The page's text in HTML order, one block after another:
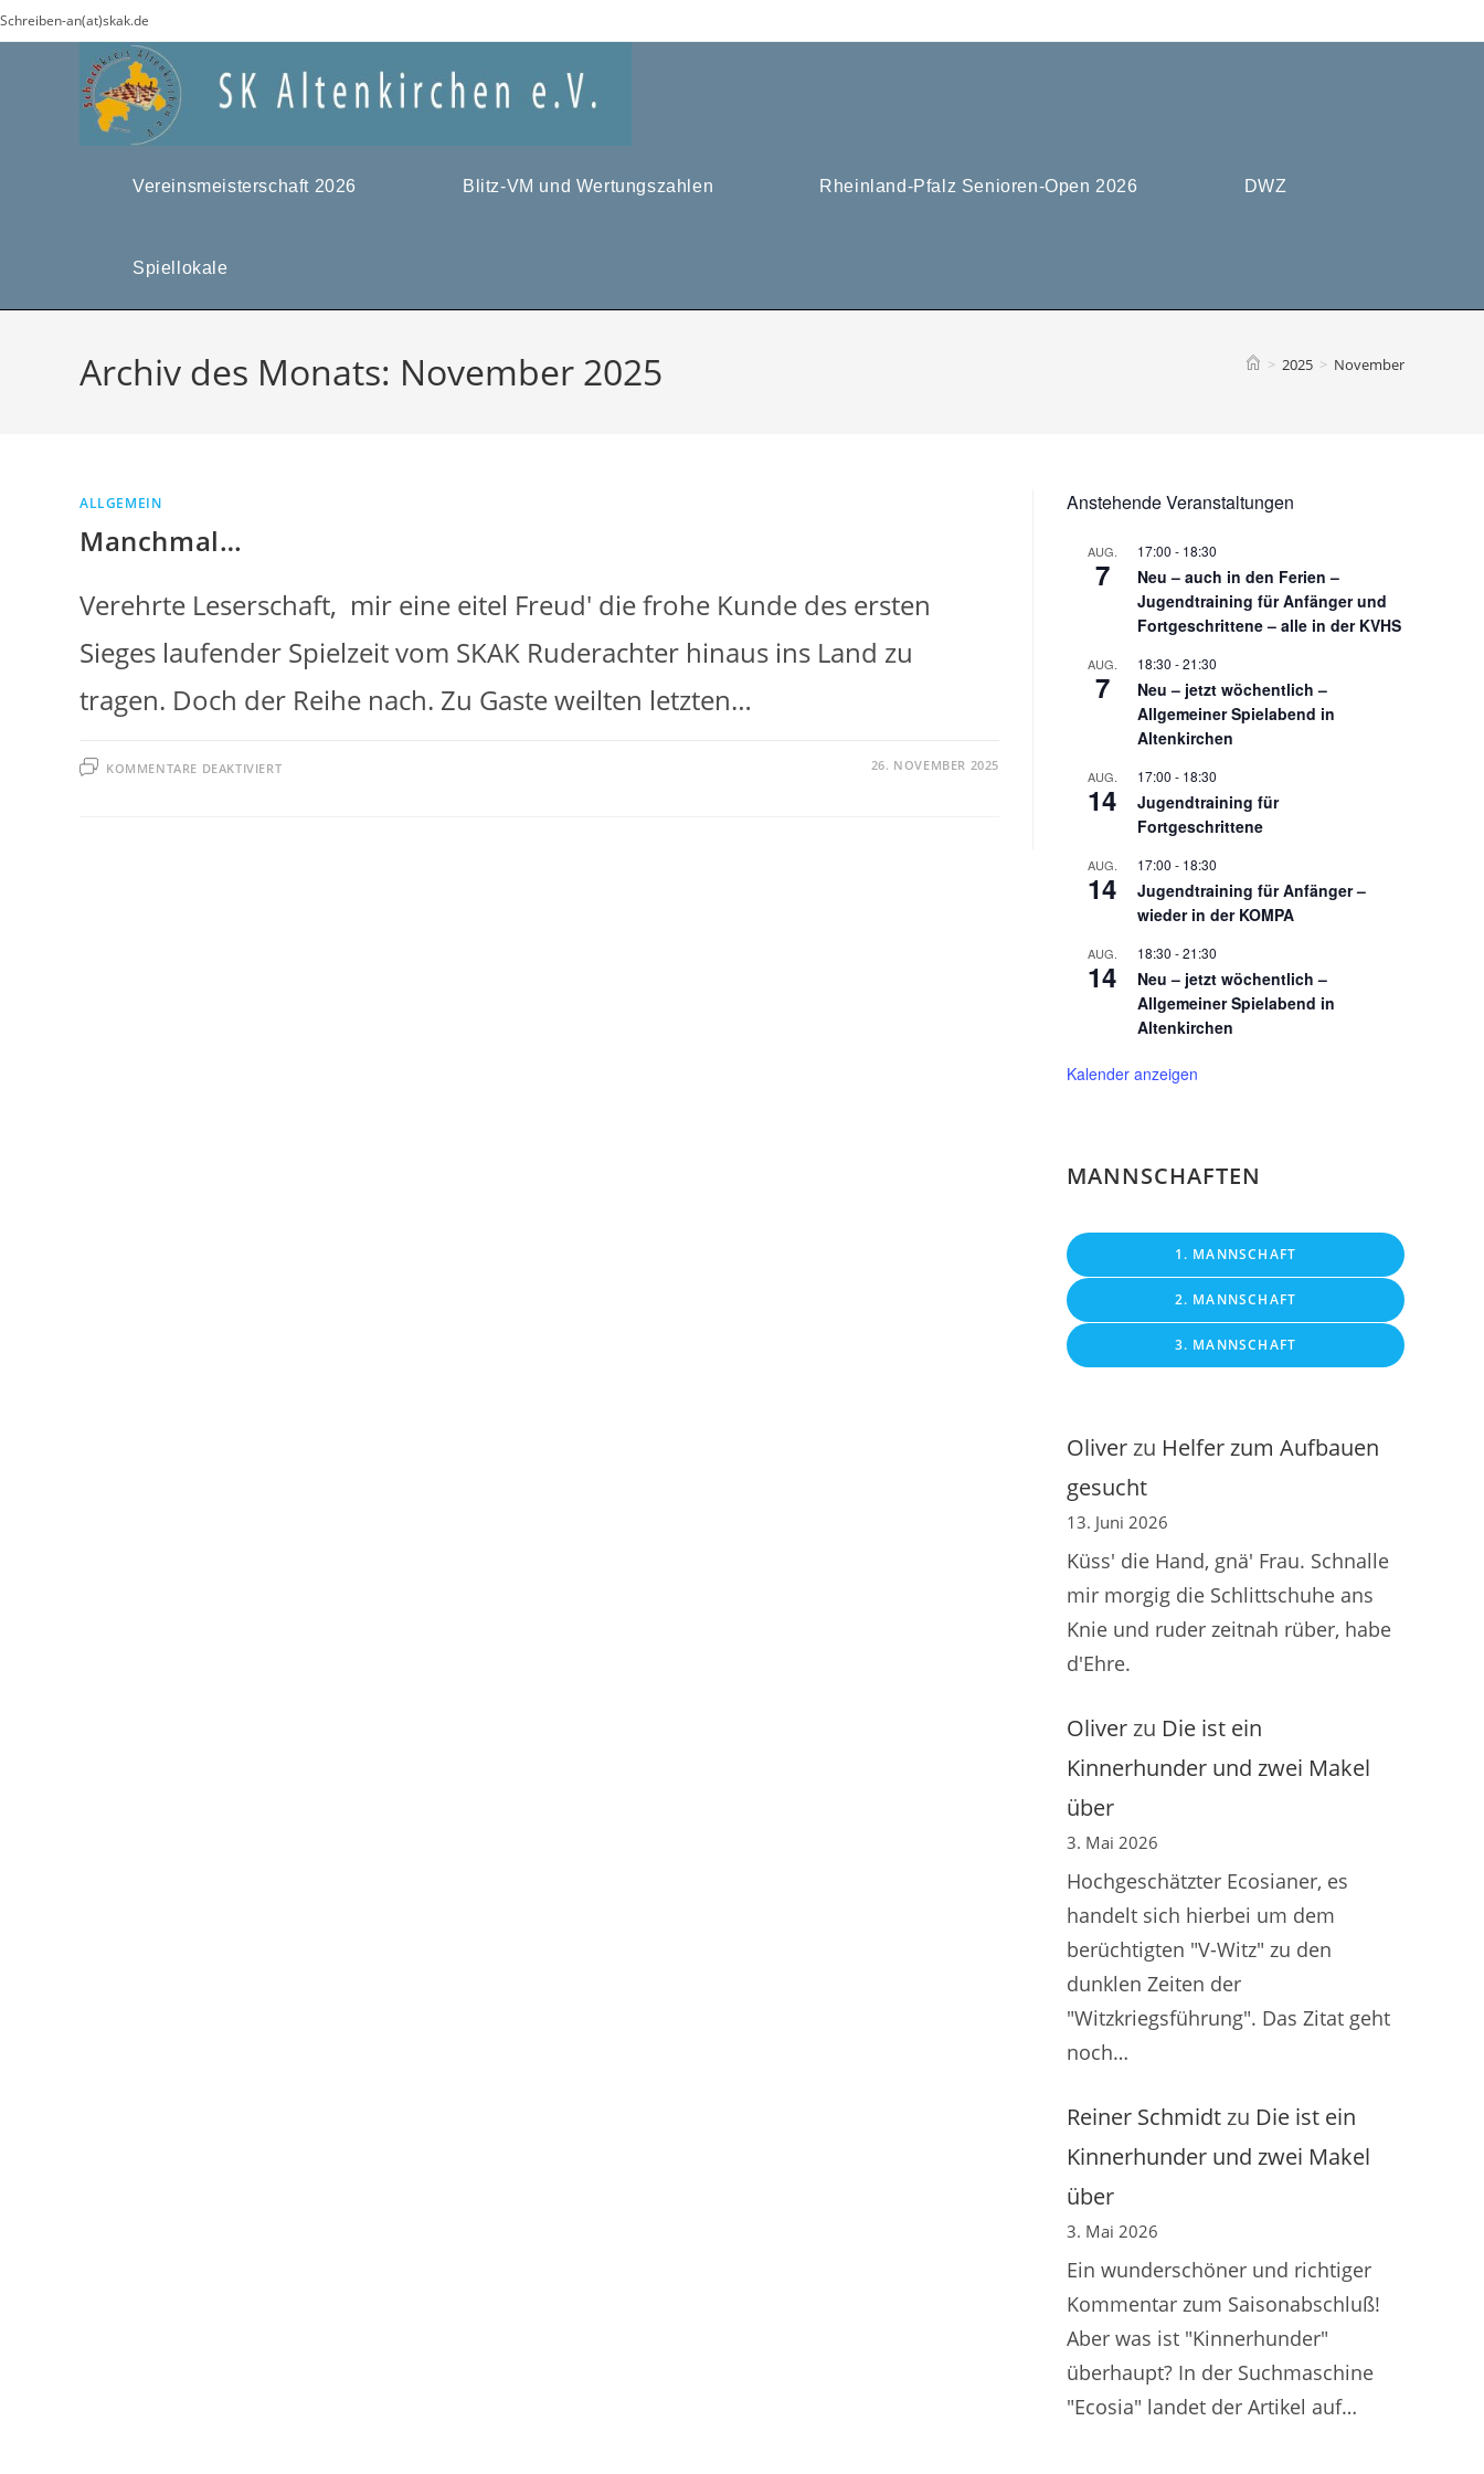
Zum
Inhalt
Schreiben-an(at)skak.de
Vereinsmeisterschaft 2026 Blitz-VM und Wertungszahlen Rheinland-Pfalz Senioren-Open 2026 DWZ
Spiellokale
Archiv des Monats: November 2025 > 2025 > November
ALLGEMEIN
Manchmal…
Verehrte Leserschaft, mir eine eitel Freud' die frohe Kunde des ersten
Sieges laufender Spielzeit vom SKAK Ruderachter hinaus ins Land zu
tragen. Doch der Reihe nach. Zu Gaste weilten letzten…
KOMMENTARE DEAKTIVIERTFÜR 26. NOVEMBER 2025
Anstehende Veranstaltungen
AUG.
7
17:00 - 18:30
Neu – auch in den Ferien –
Jugendtraining für Anfänger und
Fortgeschrittene – alle in der KVHS
AUG.
7
18:30 -21:30
Neu – jetzt wöchentlich –
Allgemeiner Spielabend in
Altenkirchen
AUG.
14
17:00 - 18:30
Jugendtraining für
Fortgeschrittene
AUG.
14
17:00 - 18:30
Jugendtraining für Anfänger –
wieder in der KOMPA
AUG.
14
18:30 -21:30
Neu – jetzt wöchentlich –
Allgemeiner Spielabend in
Altenkirchen
Kalender anzeigen
MANNSCHAFTEN
1. MANNSCHAFT
2. MANNSCHAFT
3. MANNSCHAFT
Oliverzu Helfer zum Aufbauen
gesucht
13. Juni 2026
Küss' die Hand, gnä' Frau. Schnalle
mir morgig die Schlittschuhe ans
Knie und ruder zeitnah rüber, habe
d'Ehre.
Oliverzu Die ist ein
Kinnerhunder und zwei Makel
über
3. Mai 2026
Hochgeschätzter Ecosianer, es
handelt sich hierbei um dem
berüchtigten "V-Witz" zu den
dunklen Zeiten der
"Witzkriegsführung". Das Zitat geht
noch…
Reiner Schmidtzu Die ist ein
Kinnerhunder und zwei Makel
über
3. Mai 2026
Ein wunderschöner und richtiger
Kommentar zum Saisonabschluß!
Aber was ist "Kinnerhunder"
überhaupt? In der Suchmaschine
"Ecosia" landet der Artikel auf…